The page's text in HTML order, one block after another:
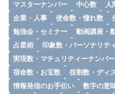
マスターナンバー
中心数
人
企業・人事
使命数・憧れ数
勉強会・セミナー
動画講座・
占星術
印象数・パーソナリテ
実現数・マチュリティーナンバー
宿命数・お宝数
役割数・ディ
情報発信のお手伝い
数字の意